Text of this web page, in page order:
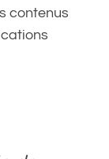
contenus